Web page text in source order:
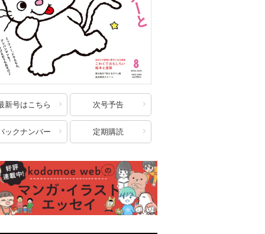
新号はこちら 次号予告
ックナンバー 定期購読